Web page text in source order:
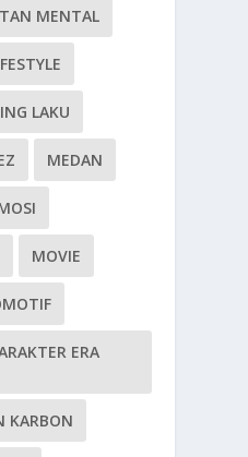
MENTAL
LAKU
MEDAN
MOVIE
ERA
KARBON